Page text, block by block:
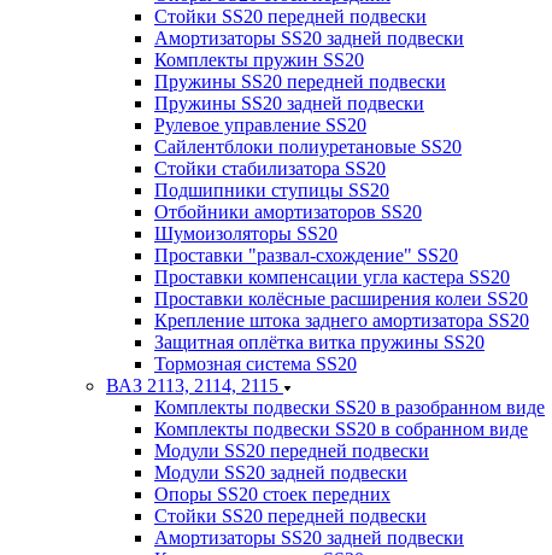
Стойки SS20 передней подвески
Амортизаторы SS20 задней подвески
Комплекты пружин SS20
Пружины SS20 передней подвески
Пружины SS20 задней подвески
Рулевое управление SS20
Сайлентблоки полиуретановые SS20
Стойки стабилизатора SS20
Подшипники ступицы SS20
Отбойники амортизаторов SS20
Шумоизоляторы SS20
Проставки "развал-схождение" SS20
Проставки компенсации угла кастера SS20
Проставки колёсные расширения колеи SS20
Крепление штока заднего амортизатора SS20
Защитная оплётка витка пружины SS20
Тормозная система SS20
ВАЗ 2113, 2114, 2115
Комплекты подвески SS20 в разобранном виде
Комплекты подвески SS20 в собранном виде
Модули SS20 передней подвески
Модули SS20 задней подвески
Опоры SS20 стоек передних
Стойки SS20 передней подвески
Амортизаторы SS20 задней подвески